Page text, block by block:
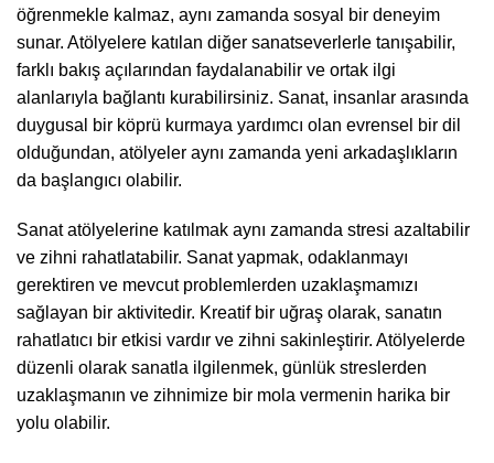
öğrenmekle kalmaz, aynı zamanda sosyal bir deneyim
sunar. Atölyelere katılan diğer sanatseverlerle tanışabilir,
farklı bakış açılarından faydalanabilir ve ortak ilgi
alanlarıyla bağlantı kurabilirsiniz. Sanat, insanlar arasında
duygusal bir köprü kurmaya yardımcı olan evrensel bir dil
olduğundan, atölyeler aynı zamanda yeni arkadaşlıkların
da başlangıcı olabilir.
Sanat atölyelerine katılmak aynı zamanda stresi azaltabilir
ve zihni rahatlatabilir. Sanat yapmak, odaklanmayı
gerektiren ve mevcut problemlerden uzaklaşmamızı
sağlayan bir aktivitedir. Kreatif bir uğraş olarak, sanatın
rahatlatıcı bir etkisi vardır ve zihni sakinleştirir. Atölyelerde
düzenli olarak sanatla ilgilenmek, günlük streslerden
uzaklaşmanın ve zihnimize bir mola vermenin harika bir
yolu olabilir.